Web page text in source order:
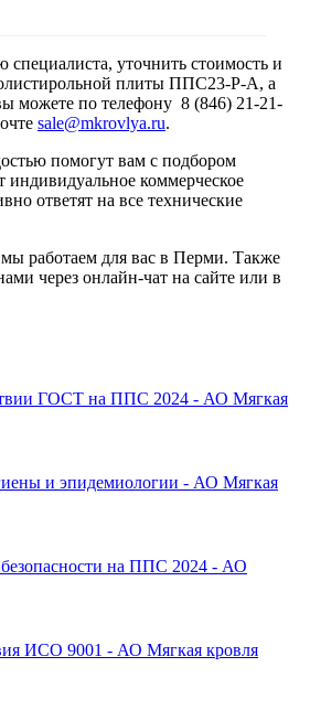
специалиста, уточнить стоимость и
плиты ППС23-Р-А, а
можете по телефону 8 (846) 21-21-
sale@mkrovlya.ru.
помогут вам с подбором
индивидуальное коммерческое
ответят на все технические
работаем для вас в Перми. Также
через онлайн-чат на сайте или в
ГОСТ на ППС 2024 - АО Мягкая
и эпидемиологии - АО Мягкая
на ППС 2024 - АО
ИСО 9001 - АО Мягкая кровля